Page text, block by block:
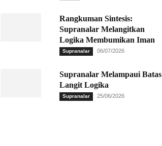
Rangkuman Sintesis:
Supranalar Melangitkan
Logika Membumikan Iman
Supranalar 06/07/2026
Supranalar Melampaui Batas
Langit Logika
Supranalar 25/06/2026